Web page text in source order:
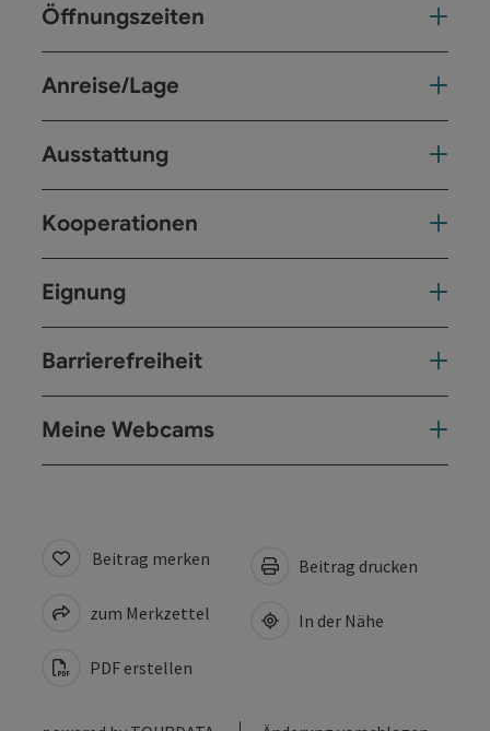
Öffnungszeiten
Anreise/Lage
Ausstattung
Kooperationen
Eignung
Barrierefreiheit
Meine Webcams
Beitrag merken
zum Merkzettel
PDF erstellen
Beitrag drucken
In der Nähe